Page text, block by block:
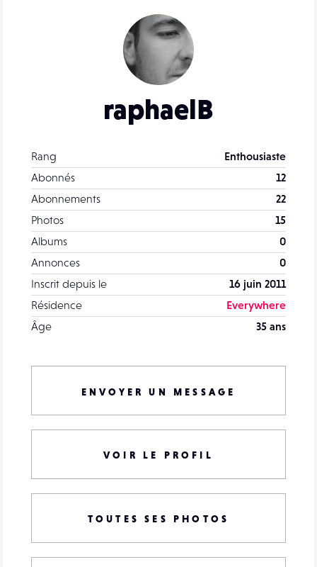
raphaelB
Rang
Enthousiaste
Abonnés
12
Abonnements
22
Photos
15
Albums
0
Annonces
0
Inscrit depuis le
16 juin 2011
Résidence
Everywhere
Âge
35 ans
ENVOYER UN MESSAGE
VOIR LE PROFIL
TOUTES SES PHOTOS